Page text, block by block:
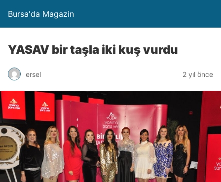
Bursa'da Magazin
YASAV bir taşla iki kuş vurdu
ersel 2 yıl önce